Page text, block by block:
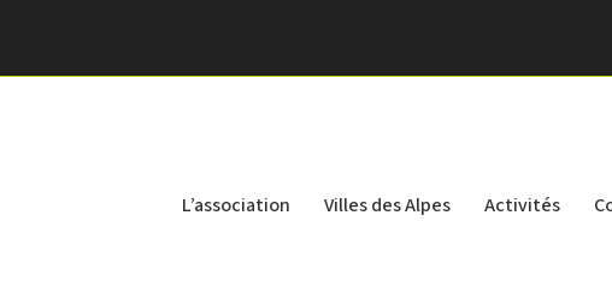
L’association Villes des Alpes Activités